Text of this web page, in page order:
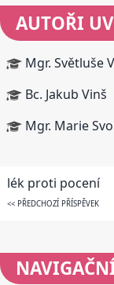
AUTOŘI
Mgr. Světluše
Bc. Jakub Vinš
Mgr. Marie
lék proti pocení
<< PŘEDCHOZÍ PŘÍSPĚVEK